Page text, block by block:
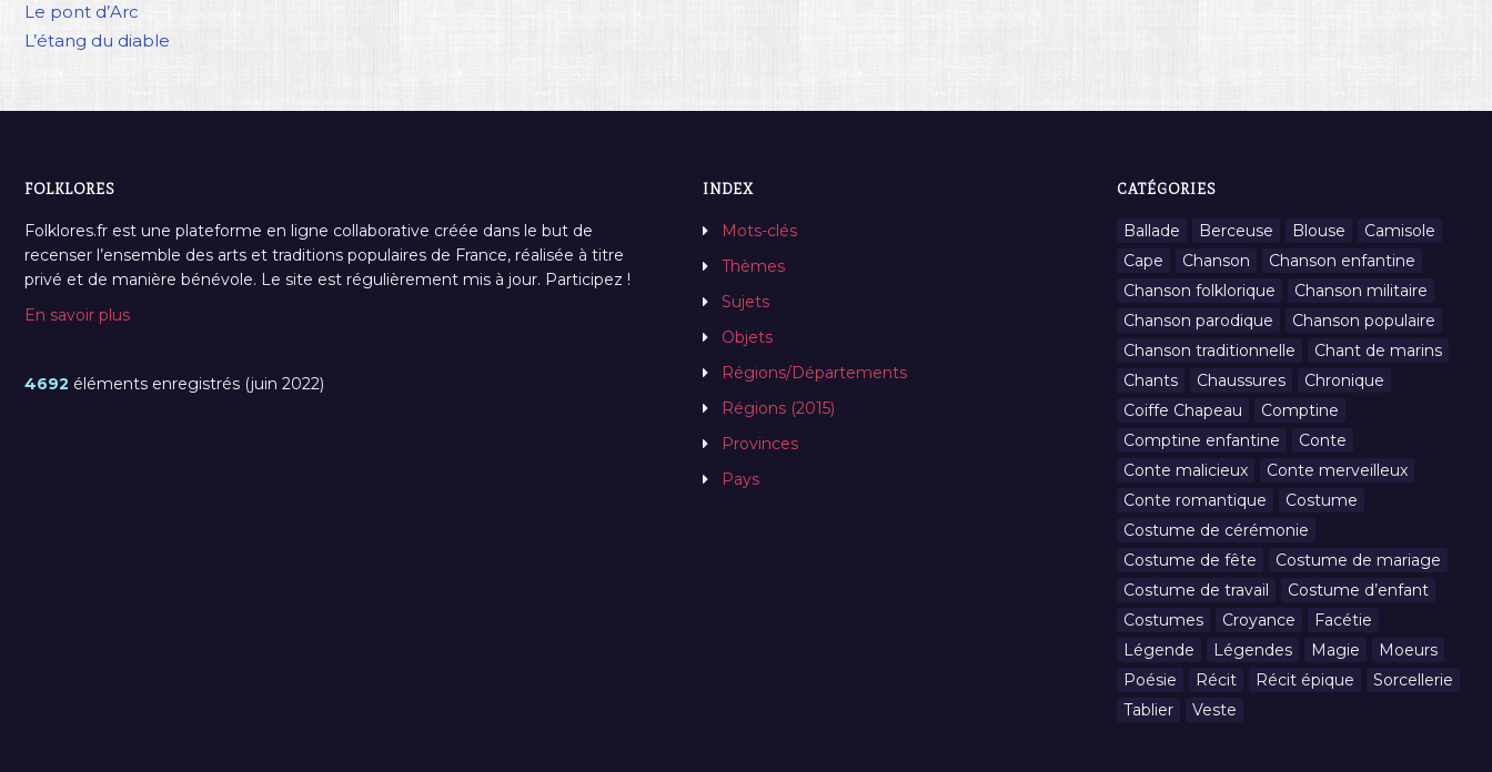
Le pont d’Arc
L’étang du diable
FOLKLORES
Folklores.fr est une plateforme en ligne collaborative créée dans le but de
recenser l’ensemble des arts et traditions populaires de France, réalisée à titre
privé et de manière bénévole. Le site est régulièrement mis à jour. Participez !
En savoir plus
4692 éléments enregistrés (juin 2022)
INDEX
Mots-clés
Thèmes
Sujets
Objets
Régions/Départements
Régions (2015)
Provinces
Pays
CATÉGORIES
Ballade Berceuse Blouse
Camisole
Cape
Chanson
Chanson enfantine
Chanson folklorique
Chanson militaire
Chanson parodique
Chanson populaire
Chanson traditionnelle
Chant de marins
Chants
Chaussures
Chronique
Coiffe Chapeau
Comptine
Comptine enfantine
Conte
Conte malicieux
Conte merveilleux
Conte romantique
Costume
Costume de cérémonie
Costume de fête
Costume de mariage
Costume de travail
Costume d’enfant
Costumes
Croyance
Facétie
Légende
Légendes Magie
Moeurs
Poésie
Récit Récit épique
Sorcellerie
Tablier
Veste